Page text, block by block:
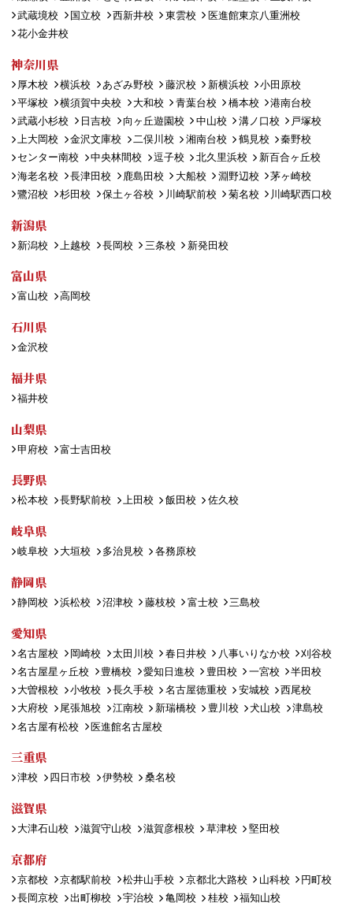
武蔵境校
国立校 西新井校 東雲校
医進館東京八重洲校
花小金井校
神奈川県
厚木校 横浜校 あざみ野校 藤沢校 新横浜校
小田原校
平塚校
横須賀中央校 大和校 青葉台校 橋本校
港南台校
武蔵小杉校
日吉校 向ヶ丘遊園校 中山校 溝ノ口校
戸塚校
上大岡校
金沢文庫校 二俣川校 湘南台校 鶴見校
秦野校
センター南校
中央林間校 逗子校 北久里浜校
新百合ヶ丘校
海老名校
長津田校 鹿島田校 大船校 淵野辺校
茅ヶ崎校
鷺沼校
杉田校 保土ヶ谷校 川崎駅前校 菊名校 川崎駅西口校
新潟県
新潟校 上越校 長岡校 三条校 新発田校
富山県
富山校 高岡校
石川県
金沢校
福井県
福井校
山梨県
甲府校 富士吉田校
長野県
松本校 長野駅前校 上田校 飯田校 佐久校
岐阜県
岐阜校 大垣校 多治見校 各務原校
静岡県
静岡校 浜松校 沼津校 藤枝校 富士校 三島校
愛知県
名古屋校 岡崎校 太田川校 春日井校 八事いりなか校
刈谷校
名古屋星ヶ丘校
豊橋校 愛知日進校 豊田校 一宮校
半田校
大曽根校
小牧校 長久手校 名古屋徳重校 安城校
西尾校
大府校
尾張旭校 江南校 新瑞橋校 豊川校 犬山校
津島校
名古屋有松校
医進館名古屋校
三重県
津校 四日市校 伊勢校 桑名校
滋賀県
大津石山校 滋賀守山校 滋賀彦根校 草津校 堅田校
京都府
京都校 京都駅前校 松井山手校 京都北大路校 山科校
円町校
長岡京校
出町柳校 宇治校 亀岡校 桂校 福知山校